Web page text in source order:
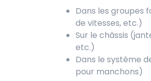
Dans les groupes
de vitesses, etc.)
Sur le châssis
etc.)
Dans le système
pour manchons)